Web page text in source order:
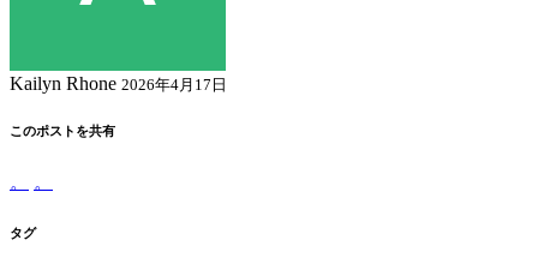
Kailyn Rhone 2026年4月17日
このポストを共有
。 。
タグ